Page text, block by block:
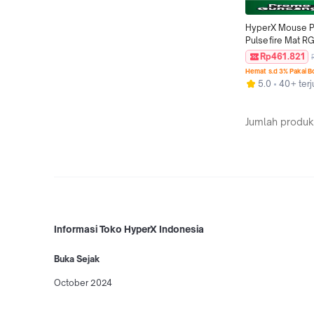
HyperX Mouse
Pulsefire Mat
- XL Black
Deskmat
Splash Proof
Original
Rp461.821
Hemat s.d 3% Pakai
5.0 40+
Jumlah
Informasi Toko HyperX Indonesia
Buka Sejak
October 2024